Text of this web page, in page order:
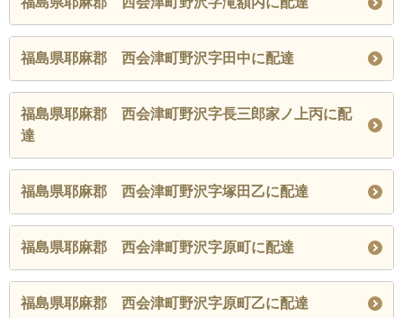
福島県耶麻郡 西会津町野沢字田中に配達
福島県耶麻郡 西会津町野沢字長三郎家ノ上丙に配
達
福島県耶麻郡 西会津町野沢字塚田乙に配達
福島県耶麻郡 西会津町野沢字原町に配達
福島県耶麻郡 西会津町野沢字原町乙に配達